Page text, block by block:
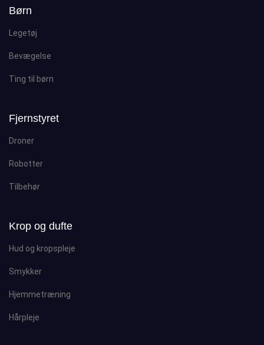
Børn
Legetøj
Bevægelse
Ting til børn
Fjernstyret
Droner
Robotter
Tilbehør
Krop og dufte
Hud og kropspleje
Smykker
Hjemmetræning
Hårpleje